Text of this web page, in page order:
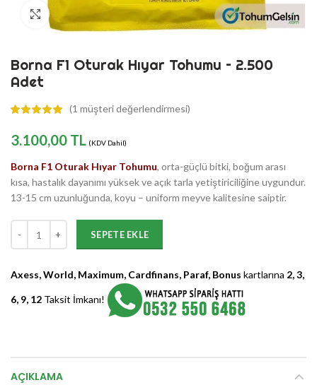
Büyütmek için Tıklayın
Borna F1 Oturak Hıyar Tohumu – 2.500
Adet
(1 müşteri değerlendirmesi)
3.100,00 TL (KDV Dahil)
Borna F1 Oturak Hıyar Tohumu, orta-güçlü bitki, boğum arası
kısa, hastalık dayanımı yüksek ve açık tarla yetiştiriciliğine uygundur.
13-15 cm uzunluğunda, koyu – uniform meyve kalitesine saiptir.
SEPETE EKLE
Axess, World, Maximum, Cardfinans, Paraf, Bonus kartlarına 2, 3,
6, 9, 12 Taksit İmkanı!
AÇIKLAMA